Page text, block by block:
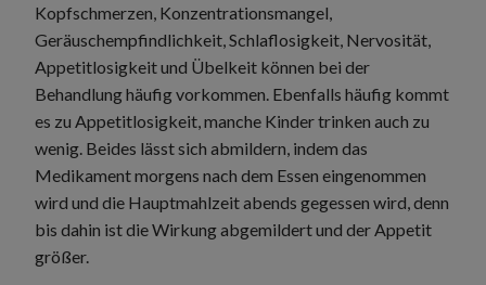
Kopfschmerzen, Konzentrationsmangel,
Geräuschempfindlichkeit, Schlaflosigkeit, Nervosität,
Appetitlosigkeit und Übelkeit können bei der
Behandlung häufig vorkommen. Ebenfalls häufig kommt
es zu Appetitlosigkeit, manche Kinder trinken auch zu
wenig. Beides lässt sich abmildern, indem das
Medikament morgens nach dem Essen eingenommen
wird und die Hauptmahlzeit abends gegessen wird, denn
bis dahin ist die Wirkung abgemildert und der Appetit
größer.